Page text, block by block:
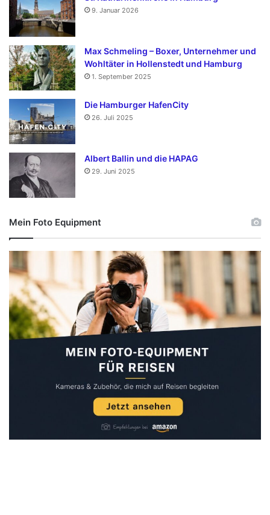
9. Januar 2026
Max Schmeling – Boxer, Unternehmer und
Wohltäter in Hollenstedt und Hamburg
1. September 2025
Die Hamburger HafenCity
26. Juli 2025
Albert Ballin und die HAPAG
29. Juni 2025
Mein Foto Equipment